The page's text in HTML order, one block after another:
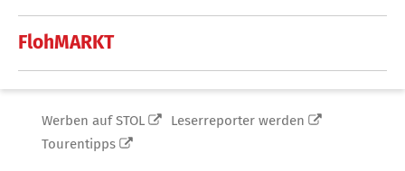
FlohMARKT
Werben auf STOL
Leserreporter werden
Tourentipps